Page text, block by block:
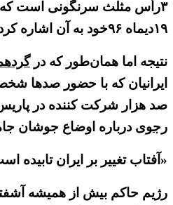
۳رأس مثلث سرنگونی است که
۱۹دیماه ۹۶خود به آن اشاره کرد
نتیجه اما همان‌طور که در
ایرانیان که با حضور صدها
صد هزار شرکت کننده در
رجوی درباره اوضاع جوشان
«آفتاب تغییر بر ایران تابیده
رژیم حاکم بیش از همیشه